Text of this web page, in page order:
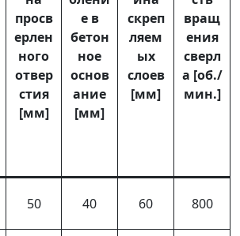
просв
ерлен
ного
отвер
стия
[мм]
е в
бетон
ное
основ
ание
[мм]
скреп
ляем
ых
слоев
[мм]
вращ
ения
сверл
а [об./
мин.]
50 40 60 800